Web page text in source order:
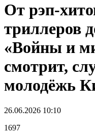
От рэп-
триллеров
«Войны и
смотрит,
молодёжь
26.06.2026 10:10
1697